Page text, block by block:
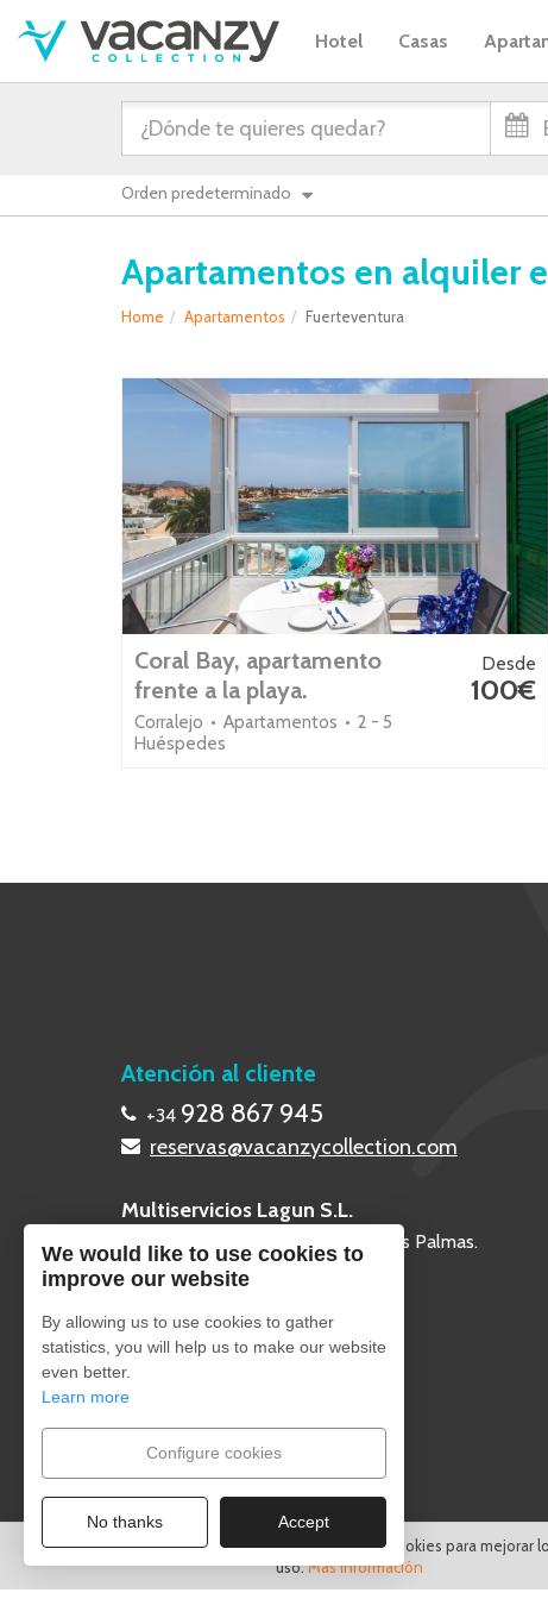
Hotel Casas
Apartamentos en alquiler
Home Apartamentos Fuerteventura
Coral Bay, apartamento
frente a la playa.
Corralejo • Apartamentos • 2 - 5
Huéspedes
Desde
100€
Atención al cliente
+34 928 867 945
reservas@vacanzycollection.com
Multiservicios Lagun S.L.
Calle Poril 2, 35660 - Corralejo, Las Palmas.
We would like to use cookies to
improve our website
By allowing us to use cookies to gather
statistics, you will help us to make our website
even better.
Learn more
Configure cookies
No thanks
Accept
Este sitio utiliza cookies para mejorar
uso.Más información